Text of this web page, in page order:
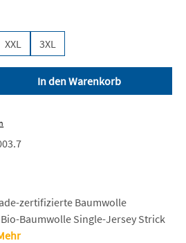
XXL 3XL
den gewünschten Wert
In den Warenkorb
zertifizierte Baumwolle
Baumwolle Single-Jersey Strick